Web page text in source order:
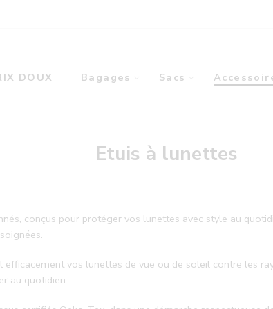
DOUX Bagages Sacs
Etuis à lunettes
conçus pour protéger vos lunettes avec style au
vos lunettes de vue ou de soleil contre les
au quotidien.